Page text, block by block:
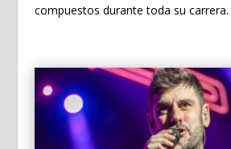
compuestos durante toda su carrera.